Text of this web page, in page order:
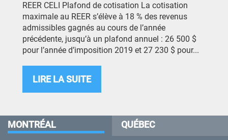
REER CELI Plafond de cotisation La cotisation
maximale au REER s’élève à 18 % des revenus
admissibles gagnés au cours de l’année
précédente, jusqu’à un plafond annuel : 26 500 $
pour l’année d’imposition 2019 et 27 230 $ pour...
LIRE LA SUITE
MONTRÉAL QUÉBEC